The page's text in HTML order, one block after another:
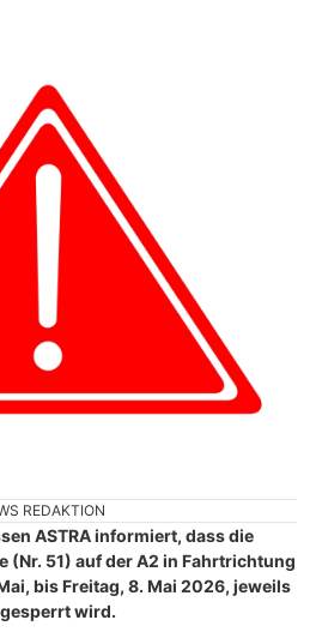
REDAKTION
ASTRA informiert, dass die
(Nr. 51) auf der A2 in Fahrtrichtung
bis Freitag, 8. Mai 2026, jeweils
wird.